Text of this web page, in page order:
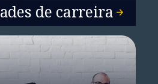
de carreira